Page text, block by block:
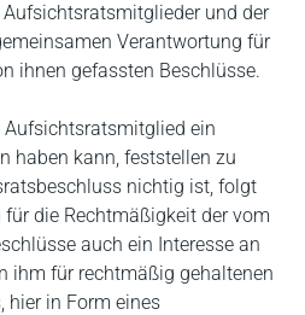
und der
Verantwortung für
ihnen gefassten Beschlüsse.
Aufsichtsratsmitglied ein
haben kann, feststellen zu
nichtig ist, folgt
die Rechtmäßigkeit der vom
auch ein Interesse an
ihm für rechtmäßig gehaltenen
hier in Form eines